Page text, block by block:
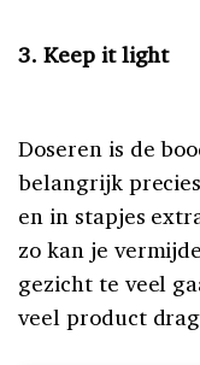
3. Keep it light
Doseren is de
belangrijk
en in stapjes
zo kan je
gezicht te veel
veel product